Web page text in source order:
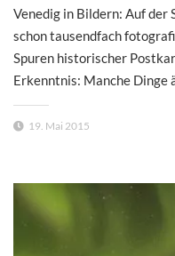
Venedig in Bildern: Auf der
schon tausendfach
Spuren historischer
Erkenntnis: Manche Dinge
19. Mai 2015